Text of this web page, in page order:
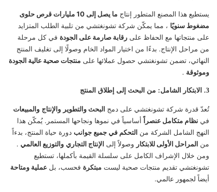
يستطيع هذا المصنع المتطور إنتاج
ما يصل إلى 10 مليارات قرص حلوى
مضغوط سنويًا ، مما يمكّن شركة تشونغتشي من تلبية الطلب المتزايد
على منتجاتها مع الحفاظ على رقابة صارمة على الجودة في كل مرحلة
من مراحل الإنتاج. بدءًا من اختيار المواد الخام وصولًا إلى تغليف المنتج
النهائي، تضمن تشونغتشي حصول عملائها على منتجات صحية عالية الجودة
وموثوقة .
3. الابتكار الشامل: من البحث إلى إطلاق المنتج
تُعدّ قدرة شركة تشونغتشي على دمج البحث والتطوير والإنتاج والمبيعات
في نظام متكامل عنصراًأساسياً في نموها ونجاحها المستمر. يُمكّن هذا
النهج الشامل الشركة من التحكم في جميع جوانب دورة حياة المنتج، بدءاً
من المراحل الأولى للابتكار وصولاً إلى الإنتاج التجاري والتوزيع العالمي .
ومن خلال الإشراف الكامل على سلسلة القيمة بأكملها، تستطيع
تشونغتشي تقديم منتجات صحية ليست مبتكرة فحسب، بل عملية ومتاحة
أيضاً لجمهور عالمي.